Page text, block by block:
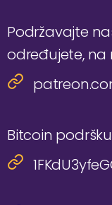
Podržavajte
određujete, na
Bitcoin